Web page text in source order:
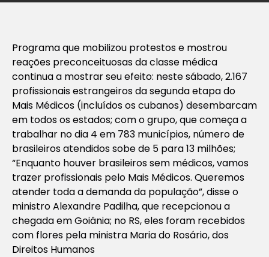
Programa que mobilizou protestos e mostrou
reações preconceituosas da classe médica
continua a mostrar seu efeito: neste sábado, 2.167
profissionais estrangeiros da segunda etapa do
Mais Médicos (incluídos os cubanos) desembarcam
em todos os estados; com o grupo, que começa a
trabalhar no dia 4 em 783 municípios, número de
brasileiros atendidos sobe de 5 para 13 milhões;
“Enquanto houver brasileiros sem médicos, vamos
trazer profissionais pelo Mais Médicos. Queremos
atender toda a demanda da população”, disse o
ministro Alexandre Padilha, que recepcionou a
chegada em Goiânia; no RS, eles foram recebidos
com flores pela ministra Maria do Rosário, dos
Direitos Humanos